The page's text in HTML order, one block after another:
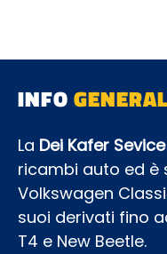
INFO
La Dei Kafer
ricambi auto ed è
Volkswagen
suoi derivati fino
T4 e New Beetle.